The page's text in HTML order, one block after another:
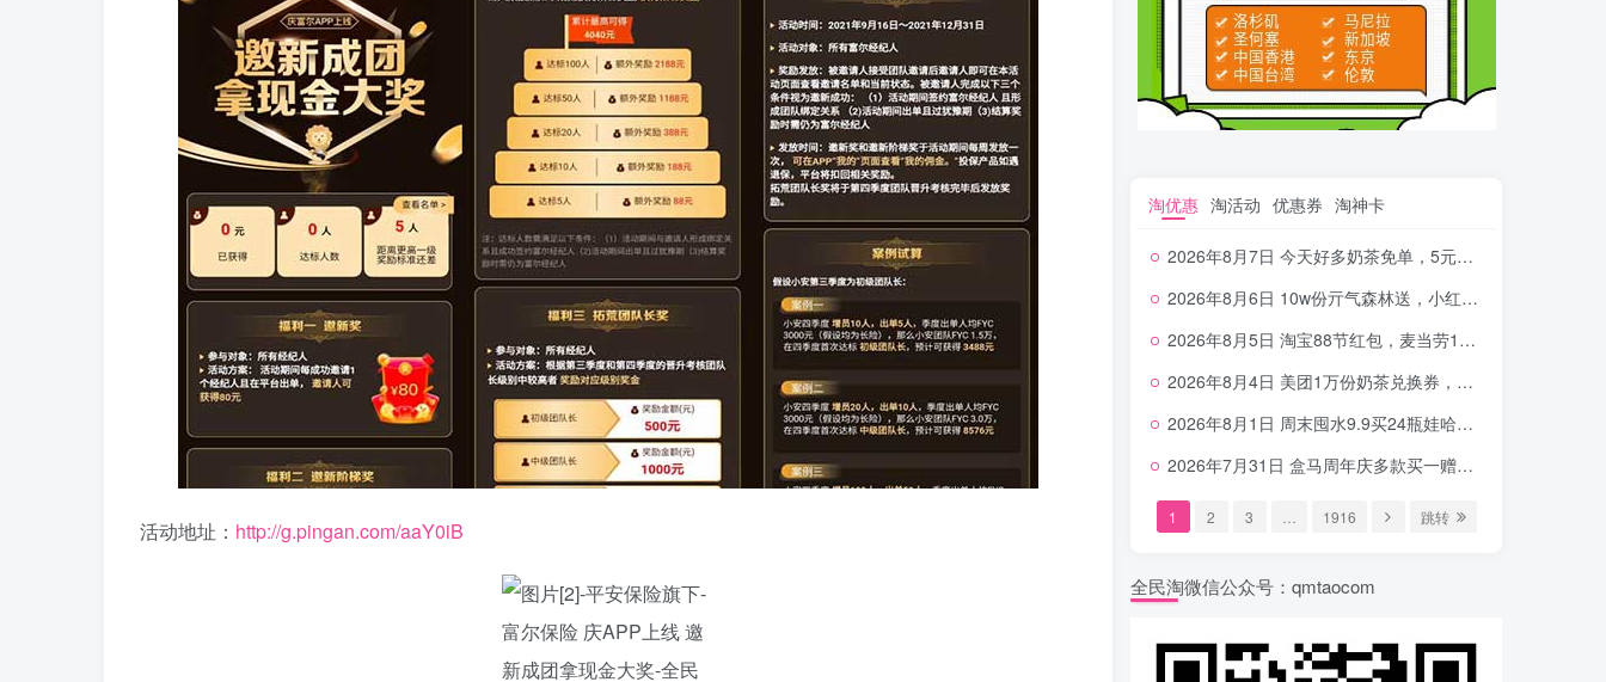
活动地址： http://g.pingan.com/aaY0iB
淘优惠 淘活动 优惠券 淘神卡
2026年8月7日 今天好多奶茶免单，5元农行省钱卡，京东抢0.01沪上，邮储5.88元等
2026年8月6日 10w份亓气森林送，小红书12元无门槛，中行电费30-10，0元柠檬水+0撸汉堡等
2026年8月5日 淘宝88节红包，麦当劳150万份柠檬水，三万份瑞幸免单，霸王9万份0.01券等
2026年8月4日 美团1万份奶茶兑换券，农行5E卡，中行支付超给利，美团领18个冰激凌，小米每天领2-6元等等
2026年8月1日 周末囤水9.9买24瓶娃哈哈，建行100元京东券，移动5元话费，麦当劳甜筒，交行立减金等
2026年7月31日 盒马周年庆多款买一赠一，饿了么拆红包，建行30立减金，农行领10元刷卡金等
1 2 3 1916 跳转
全民淘微信公众号：qmtaocom